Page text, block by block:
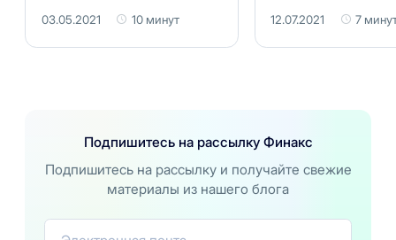
03.05.2021 10 минут 12.07.2021 7
Подпишитесь на рассылку Финакс
Подпишитесь на рассылку и получайте свежие
материалы из нашего блога